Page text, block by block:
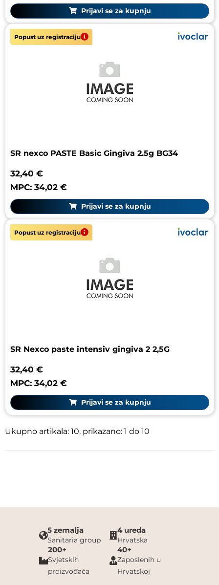
Prijavi se za kupnju
Popust uz registraciju
SR nexco PASTE Basic Gingiva 2.5g BG34
32,40 €
MPC: 34,02 €
Prijavi se za kupnju
Popust uz registraciju
SR Nexco paste intensiv gingiva 2 2,5G
32,40 €
MPC: 34,02 €
Prijavi se za kupnju
Ukupno artikala: 10, prikazano: 1 do 10
5 zemalja
Sanitaria group
4 ureda
Hrvatska
200+
Svjetskih
proizvođača
40+
Zaposlenih u
Hrvatskoj